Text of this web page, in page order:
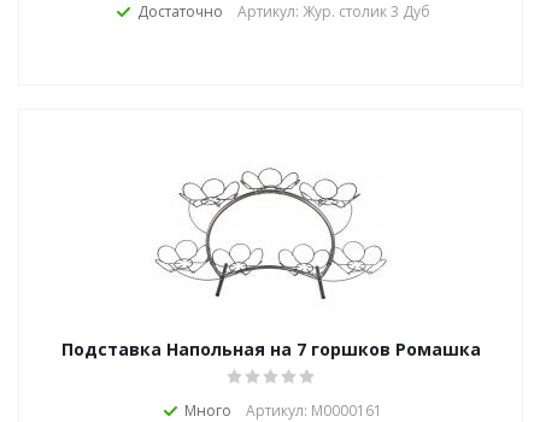
Достаточно Артикул: Жур. столик 3 Дуб
Подставка Напольная на 7 горшков Ромашка
(Серия Р)
Много Артикул: М0000161